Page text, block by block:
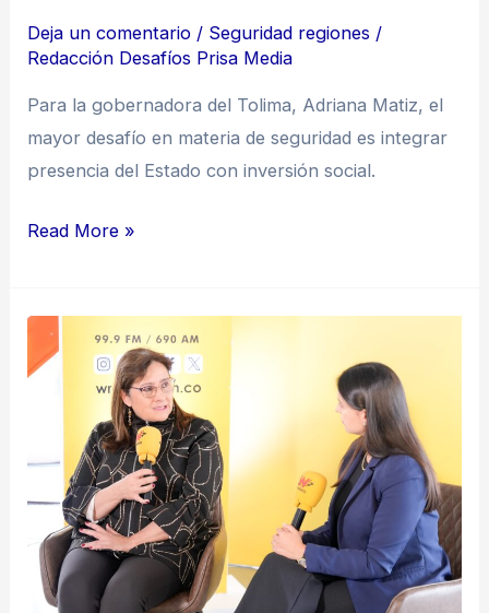
Deja un comentario / Seguridad regiones /
Redacción Desafíos Prisa Media
Para la gobernadora del Tolima, Adriana Matiz, el
mayor desafío en materia de seguridad es integrar
presencia del Estado con inversión social.
en
Tolima
Read More »
“Tenemos
que
una
seguridad
humana
más
que